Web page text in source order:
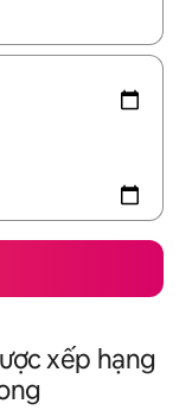
mũi tên lên và
xếp hạng